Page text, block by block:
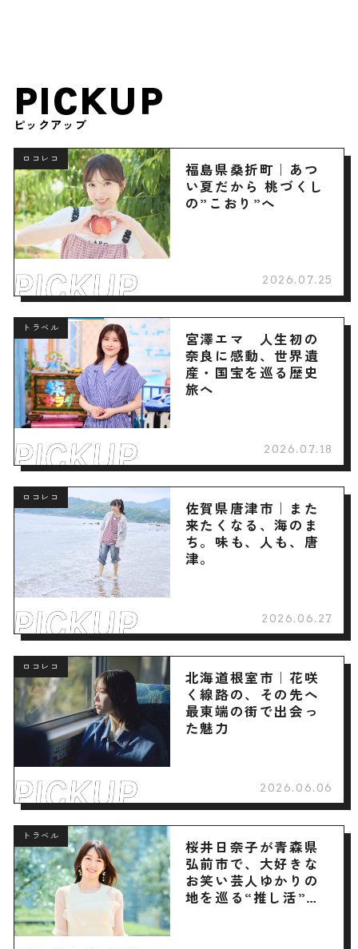
PICKUP
ピックアップ
ロコレコ
福島県桑折町｜あつ
い夏だから 桃づくし
の”こおり”へ
2026.07.25
トラベル
宮澤エマ 人生初の
奈良に感動、世界遺
産・国宝を巡る歴史
旅へ
2026.07.18
ロコレコ
佐賀県唐津市｜また
来たくなる、海のま
ち。味も、人も、唐
津。
2026.06.27
ロコレコ
北海道根室市｜花咲
く線路の、その先へ
最東端の街で出会っ
た魅力
2026.06.06
トラベル
桜井日奈子が青森県
弘前市で、大好きな
お笑い芸人ゆかりの
地を巡る“推し活”旅